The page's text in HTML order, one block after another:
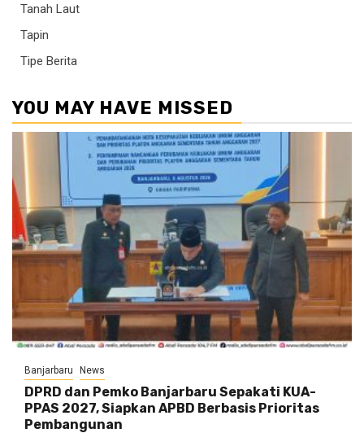
Tanah Laut
Tapin
Tipe Berita
YOU MAY HAVE MISSED
Banjarbaru News
DPRD dan Pemko Banjarbaru Sepakati KUA-
PPAS 2027, Siapkan APBD Berbasis Prioritas
Pembangunan